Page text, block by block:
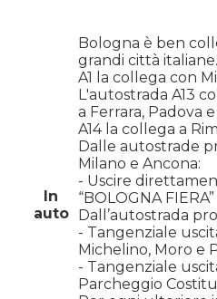
In
auto
Bologna è ben
grandi città
A1 la collega con
L'autostrada A13
a Ferrara, Padova
A14 la collega a
Dalle autostrade
Milano e Ancona:
- Uscire
“BOLOGNA
Dall’autostrada
- Tangenziale
Michelino, Moro e
- Tangenziale
Parcheggio